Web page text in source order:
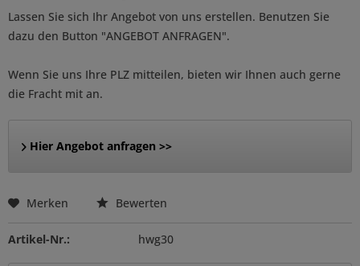
Lassen Sie sich Ihr Angebot von uns erstellen. Benutzen Sie
dazu den Button "ANGEBOT ANFRAGEN".
Wenn Sie uns Ihre PLZ mitteilen, bieten wir Ihnen auch gerne
die Fracht mit an.
Hier Angebot anfragen >>
Merken Bewerten
Artikel-Nr.: hwg30